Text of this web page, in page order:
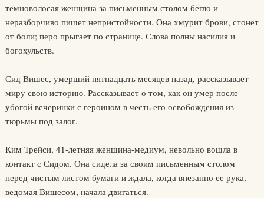
темноволосая женщина за письменным столом бегло и
неразборчиво пишет непристойности. Она хмурит брови, стонет
от боли; перо прыгает по странице. Слова полны насилия и
богохульств.
Сид Вишес, умерший пятнадцать месяцев назад, рассказывает
миру свою историю. Рассказывает о том, как он умер после
убогой вечеринки с героином в честь его освобождения из
тюрьмы под залог.
Ким Трейси, 41-летняя женщина-медиум, невольно вошла в
контакт с Сидом. Она сидела за своим письменным столом
перед чистым листом бумаги и ждала, когда внезапно ее рука,
ведомая Вишесом, начала двигаться.